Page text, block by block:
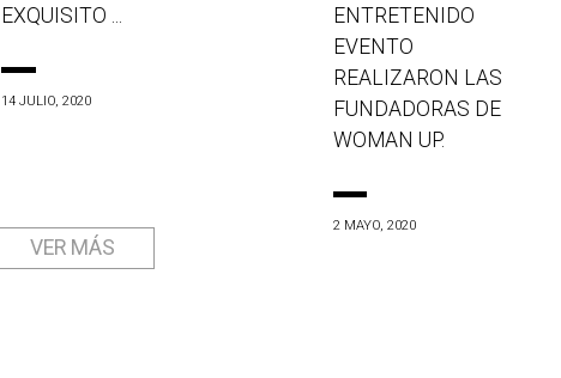
EXQUISITO ...
14 JULIO, 2020
ENTRETENIDO
EVENTO
REALIZARON LAS
FUNDADORAS DE
WOMAN UP.
2 MAYO, 2020
VER MÁS